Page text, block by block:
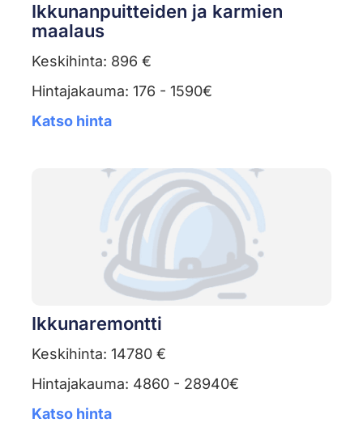
Ikkunanpuitteiden ja karmien
maalaus
Keskihinta: 896 €
Hintajakauma: 176 - 1590€
Katso hinta
Ikkunaremontti
Keskihinta: 14780 €
Hintajakauma: 4860 - 28940€
Katso hinta